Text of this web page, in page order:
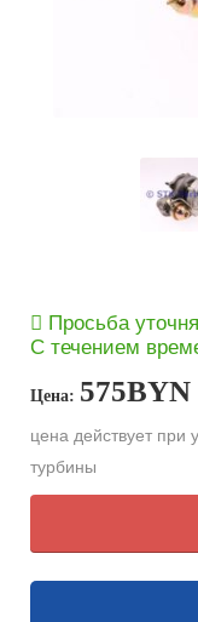
Просьба
С течением
Цена: 575BYN
цена действует при
турбины